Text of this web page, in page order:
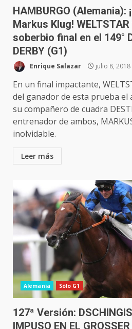
HAMBURGO (Alemania):
Markus Klug!
soberbio final en el 149°
DERBY (G1)
Enrique Salazar julio 8, 2018
En un final impactante,
del ganador de esta prueba el
su compañero de cuadra
entrenador de ambos,
inolvidable.
Leer más
Alemania Sólo G1
127ª Versión:
IMPUSO EN EL